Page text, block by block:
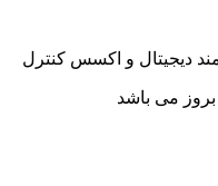
دیجیتال و اکسس کنترل
می باشد